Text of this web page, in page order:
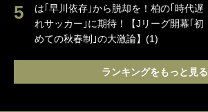
は｢早川依存｣から脱却を！柏の｢時代遅
れサッカー｣に期待！【Jリーグ開幕｢初
めての秋春制｣の大激論】(1)
ランキングをもっと見る